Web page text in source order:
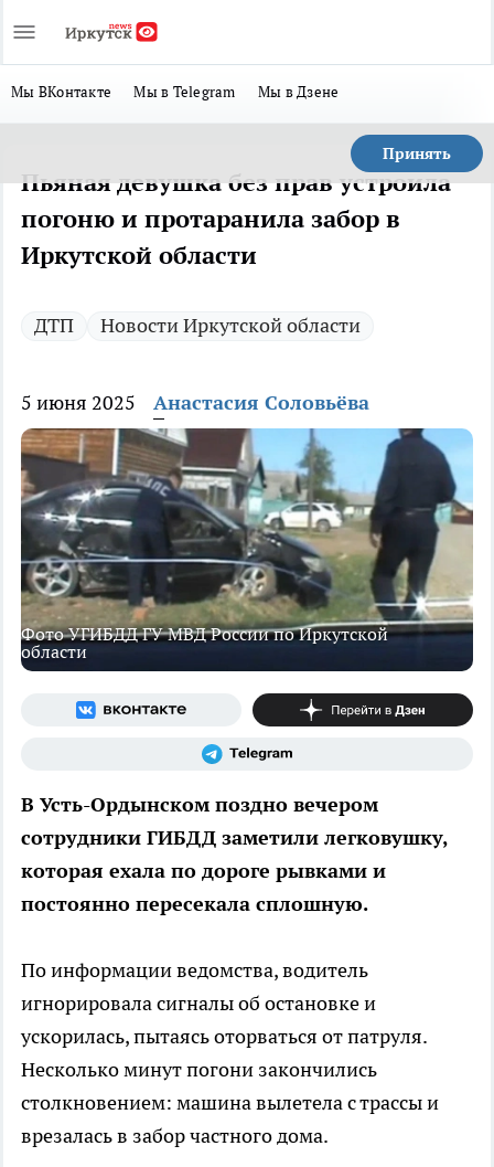
Мы ВКонтакте Мы в Telegram Мы в Дзене
Принять
Пьяная девушка без прав устроила
погоню и протаранила забор в
Иркутской области
ДТП Новости Иркутской области
5 июня 2025 Анастасия Соловьёва
Фото УГИБДД ГУ МВД России по Иркутской
области
В Усть-Ордынском поздно вечером
сотрудники ГИБДД заметили легковушку,
которая ехала по дороге рывками и
постоянно пересекала сплошную.
По информации ведомства, водитель
игнорировала сигналы об остановке и
ускорилась, пытаясь оторваться от патруля.
Несколько минут погони закончились
столкновением: машина вылетела с трассы и
врезалась в забор частного дома.